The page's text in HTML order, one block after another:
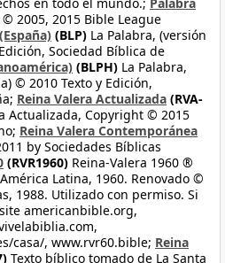
© 2005, 2015 Bible League
(BLP) La Palabra, (versión
Sociedad Bíblica de
(BLPH) La Palabra,
© 2010 Texto y Edición,
Reina Valera Actualizada (RVA-
Actualizada, Copyright © 2015
Reina Valera Contemporánea
by Sociedades Bíblicas
(RVR1960) Reina-Valera 1960 ®
Latina, 1960. Renovado ©
1988. Utilizado con permiso. Si
americanbible.org,
casa/, www.rvr60.bible; Reina
Texto bíblico tomado de La Santa